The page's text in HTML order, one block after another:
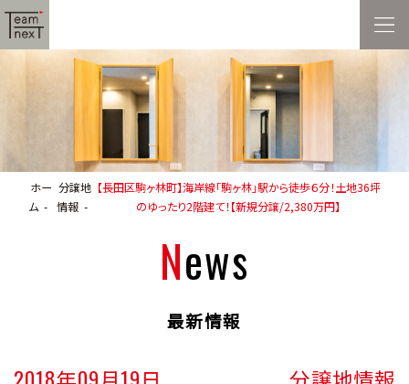
ホー
ム
分譲地
情報
【長田区駒ヶ林町】海岸線「駒ヶ林」駅から徒歩６分！土地36坪
のゆったり2階建て！【新規分譲/2,380万円】
News
最新情報
2018年09月19日 分譲地情報